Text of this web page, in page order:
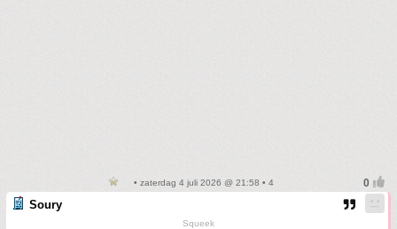
• zaterdag 4 juli 2026 @ 21:58 • 4
Soury
Squeek